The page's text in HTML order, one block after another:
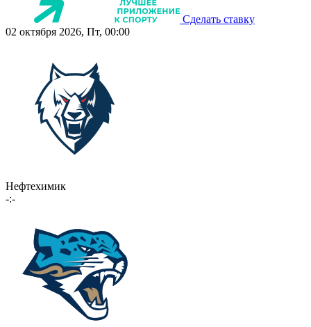
Сделать ставку
02 октября 2026, Пт, 00:00
Нефтехимик
-:-